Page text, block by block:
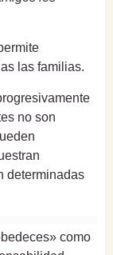
las familias.
no son
determinadas
como